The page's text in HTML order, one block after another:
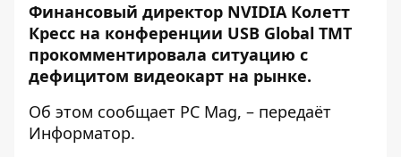
Финансовый директор NVIDIA Колетт
Кресс на конференции USB Global TMT
прокомментировала ситуацию с
дефицитом видеокарт на рынке.
Об этом сообщает PC Mag, – передаёт
Информатор.